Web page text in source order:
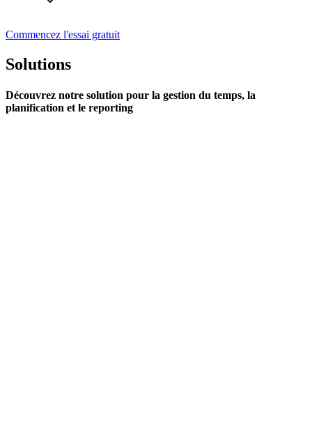
Commencez l'essai gratuit
Solutions
Découvrez notre solution pour la gestion du temps, la
planification et le reporting